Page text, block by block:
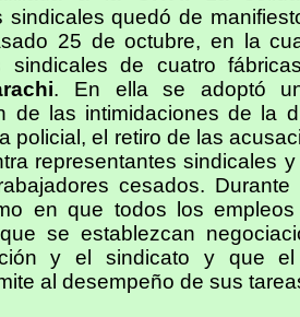
sindicales quedó de
25 de octubre, en la
sindicales de cuatro
. En ella se adoptó
de las intimidaciones de la
policial, el retiro de las
representantes sindicales
cesados.
en que todos los
se establezcan
y el sindicato y que el
al desempeño de sus